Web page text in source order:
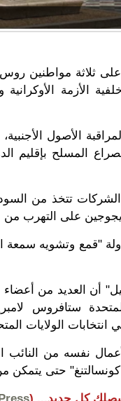
على ثلاثة مواطنين
الأزمة
الأصول
المسلح بإقليم
تتخذ من
على التهرب من
"قمع وتشويه
أن العديد من
المتحدة ستافروس
الولايات
نفسه من النائب
حتى يتمكن من